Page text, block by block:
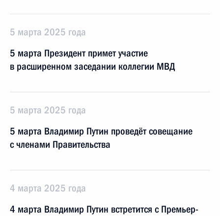
5 марта 2025 года
5 марта Президент примет участие
в расширенном заседании коллегии МВД
5 марта 2025 года
5 марта Владимир Путин проведёт совещание
с членами Правительства
4 марта 2025 года
4 марта Владимир Путин встретится с Премьер-